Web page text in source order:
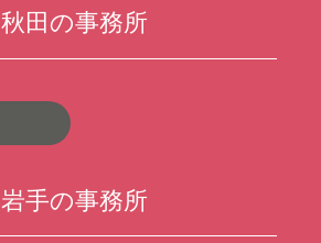
秋田の事務所
岩手の事務所